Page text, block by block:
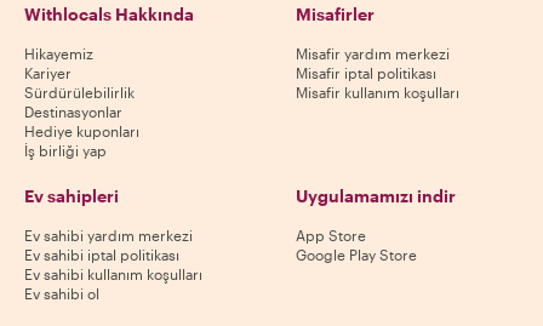
Withlocals Hakkında
Hikayemiz
Kariyer
Sürdürülebilirlik
Destinasyonlar
Hediye kuponları
İş birliği yap
Misafirler
Misafir yardım merkezi
Misafir iptal politikası
Misafir kullanım koşulları
Ev sahipleri
Ev sahibi yardım merkezi
Ev sahibi iptal politikası
Ev sahibi kullanım koşulları
Ev sahibi ol
Uygulamamızı indir
App Store
Google Play Store